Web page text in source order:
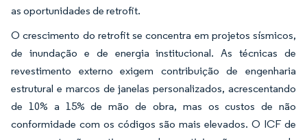
as oportunidades de retrofit.
O crescimento do retrofit se concentra em projetos sísmicos,
de inundação e de energia institucional. As técnicas de
revestimento externo exigem contribuição de engenharia
estrutural e marcos de janelas personalizados, acrescentando
de 10% a 15% de mão de obra, mas os custos de não
conformidade com os códigos são mais elevados. O ICF de